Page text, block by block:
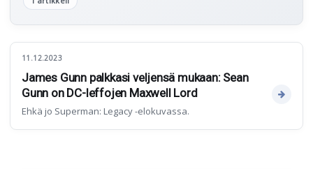
11.12.2023
James Gunn palkkasi veljensä mukaan: Sean
Gunn on DC-leffojen Maxwell Lord
Ehkä jo Superman: Legacy -elokuvassa.